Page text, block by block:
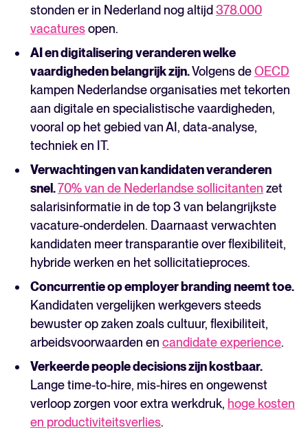
stonden er in Nederland nog altijd 378.000
vacaturesopen.
AI en digitalisering veranderen welke
vaardigheden belangrijk zijn.Volgens deOECD
kampen Nederlandse organisaties met tekorten
aan digitale en specialistische vaardigheden,
vooral op het gebied van AI, data-analyse,
techniek en IT.
Verwachtingen van kandidaten veranderen
snel.70% van de Nederlandse sollicitanten zet
salarisinformatie in de top 3 van belangrijkste
vacature-onderdelen. Daarnaast verwachten
kandidaten meer transparantie over flexibiliteit,
hybride werken en het sollicitatieproces.
Concurrentie op employer branding neemt toe.
Kandidaten vergelijken werkgevers steeds
bewuster op zaken zoals cultuur, flexibiliteit,
arbeidsvoorwaarden en candidate experience.
Verkeerde people decisions zijn kostbaar.
Lange time-to-hire, mis-hires en ongewenst
verloop zorgen voor extra werkdruk, hoge kosten
en productiviteitsverlies.